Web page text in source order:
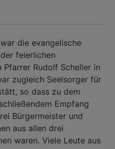
die evangelische
feierlichen
Pfarrer Rudolf Scheller in
zugleich Seelsorger für
so dass zu dem
Empfang
Bürgermeister und
aus allen drei
waren. Viele Leute aus